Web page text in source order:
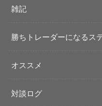
雑記
勝ちトレーダーになるス
オススメ
対談ログ